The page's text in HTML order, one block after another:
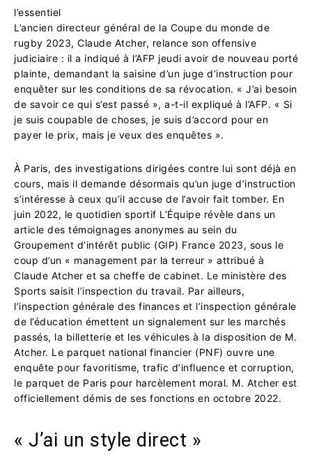
l’essentiel
L’ancien directeur général de la Coupe du monde de
rugby 2023, Claude Atcher, relance son offensive
judiciaire : il a indiqué à l’AFP jeudi avoir de nouveau porté
plainte, demandant la saisine d’un juge d’instruction pour
enquêter sur les conditions de sa révocation. « J’ai besoin
de savoir ce qui s’est passé », a-t-il expliqué à l’AFP. « Si
je suis coupable de choses, je suis d’accord pour en
payer le prix, mais je veux des enquêtes ».
À Paris, des investigations dirigées contre lui sont déjà en
cours, mais il demande désormais qu’un juge d’instruction
s’intéresse à ceux qu’il accuse de l’avoir fait tomber. En
juin 2022, le quotidien sportif L’Équipe révèle dans un
article des témoignages anonymes au sein du
Groupement d’intérêt public (GIP) France 2023, sous le
coup d’un « management par la terreur » attribué à
Claude Atcher et sa cheffe de cabinet. Le ministère des
Sports saisit l’inspection du travail. Par ailleurs,
l’inspection générale des finances et l’inspection générale
de l’éducation émettent un signalement sur les marchés
passés, la billetterie et les véhicules à la disposition de M.
Atcher. Le parquet national financier (PNF) ouvre une
enquête pour favoritisme, trafic d’influence et corruption,
le parquet de Paris pour harcèlement moral. M. Atcher est
officiellement démis de ses fonctions en octobre 2022.
« J’ai un style direct »